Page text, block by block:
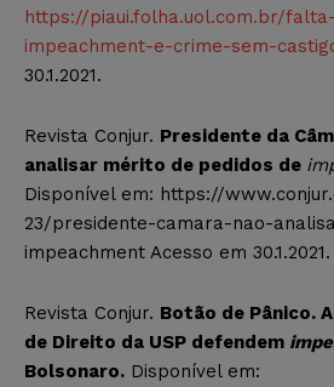
https://piaui.folha.uol.com.br/
impeachment-e-crime-sem-
30.1.2021.
Revista Conjur. Presidente da
analisar mérito de pedidos de
Disponível em: https://
23/presidente-camara-nao-
impeachment Acesso em 30.1.2021.
Revista Conjur. Botão de Pânico.
de Direito da USP defendem
Bolsonaro. Disponível em: